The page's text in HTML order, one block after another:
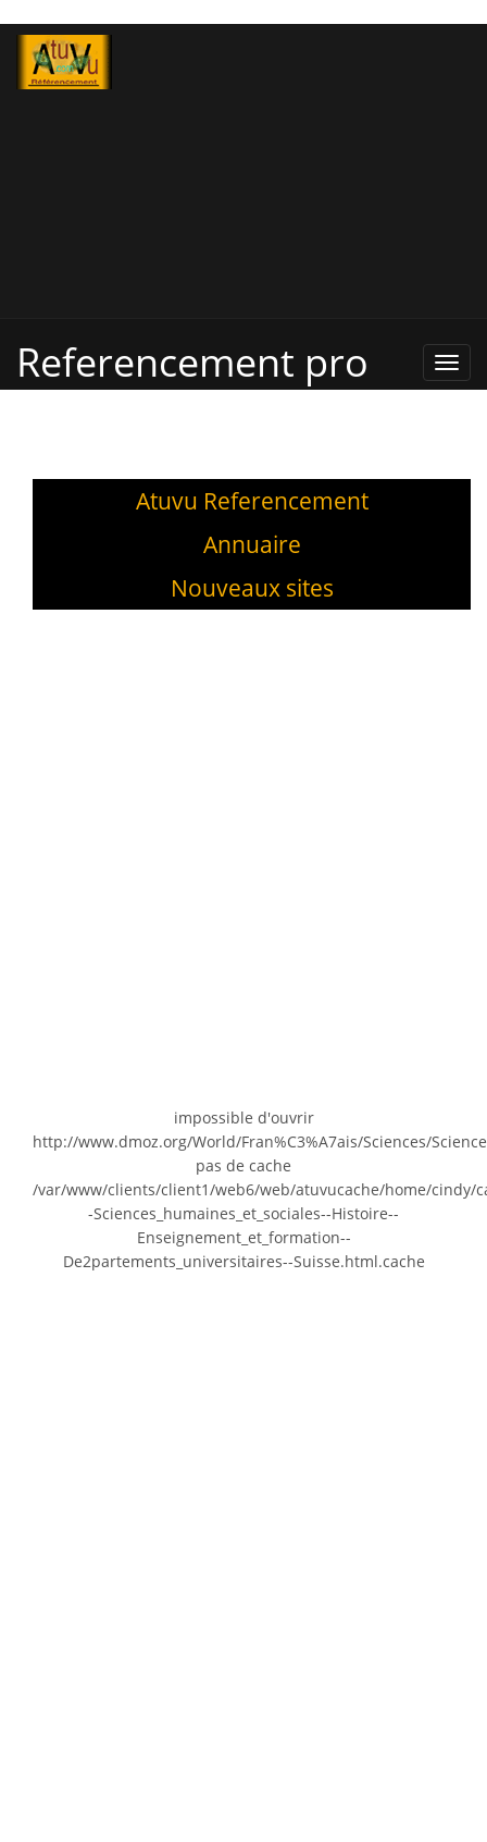
Pro,
Referencement pro
Atuvu Referencement
Annuaire
Nouveaux sites
impossible d'ouvrir
http://www.dmoz.org/World/Fran%C3%A7ais/Sciences/
pas de cache
/var/www/clients/client1/web6/web/atuvucache/home/cindy/
-Sciences_humaines_et_sociales--Histoire--
Enseignement_et_formation--
De2partements_universitaires--Suisse.html.cache